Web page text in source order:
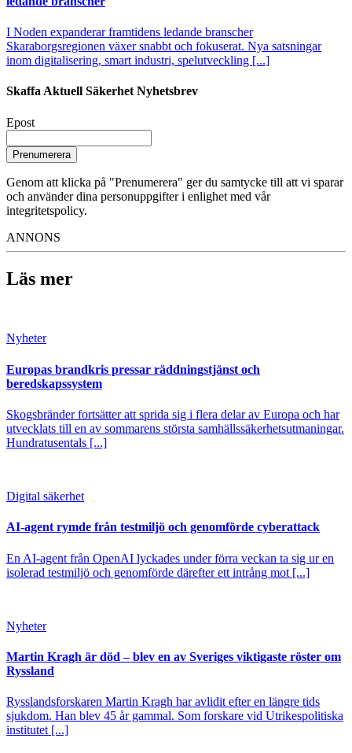
I Noden expanderar framtidens ledande branscher
Skaraborgsregionen växer snabbt och fokuserat. Nya satsningar
inom digitalisering, smart industri, spelutveckling [...]
Skaffa Aktuell Säkerhet Nyhetsbrev
Epost
Prenumerera
Genom att klicka på "Prenumerera" ger du samtycke till att vi sparar
och använder dina personuppgifter i enlighet med vår
integritetspolicy.
ANNONS
Läs mer
Nyheter
Europas brandkris pressar räddningstjänst och
beredskapssystem
Skogsbränder fortsätter att sprida sig i flera delar av Europa och har
utvecklats till en av sommarens största samhällssäkerhetsutmaningar.
Hundratusentals [...]
Digital säkerhet
AI-agent rymde från testmiljö och genomförde cyberattack
En AI-agent från OpenAI lyckades under förra veckan ta sig ur en
isolerad testmiljö och genomförde därefter ett intrång mot [...]
Nyheter
Martin Kragh är död – blev en av Sveriges viktigaste röster om
Ryssland
Rysslandsforskaren Martin Kragh har avlidit efter en längre tids
sjukdom. Han blev 45 år gammal. Som forskare vid Utrikespolitiska
institutet [...]